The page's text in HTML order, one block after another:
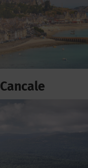
Cancale